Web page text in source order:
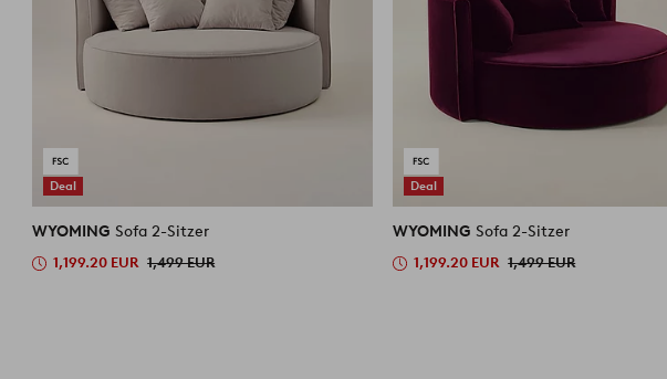
Deal
WYOMING Sofa 2-Sitzer
1,199.20 EUR 1,499 EUR
Deal
WYOMING Sofa 2-Sitzer
1,199.20 EUR 1,499 EUR